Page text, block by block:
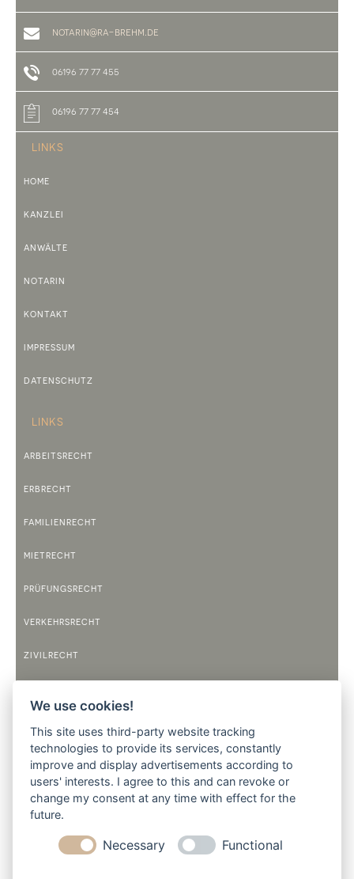
notarin@ra-brehm.de
06196 77 77 455
06196 77 77 454
LINKS
HOME
KANZLEI
ANWÄLTE
NOTARIN
KONTAKT
IMPRESSUM
DATENSCHUTZ
LINKS
ARBEITSRECHT
ERBRECHT
FAMILIENRECHT
MIETRECHT
PRÜFUNGSRECHT
VERKEHRSRECHT
ZIVILRECHT
9:00 BIS 12:00 UHR
14:00 BIS 17:30 UHR
DIENSTAG
9:00 BIS 12:00 UHR
14:00 BIS 17:30 UHR
9:00 BIS 12:00 UHR
We use cookies!
This site uses third-party website tracking
technologies to provide its services, constantly
improve and display advertisements according to
users' interests. I agree to this and can revoke or
change my consent at any time with effect for the
future.
Necessary Functional